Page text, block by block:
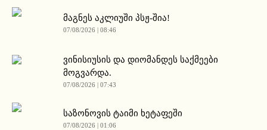
მაგნეს აკლიუში პსჟ-შია!
07/08/2026 | 08:46
ვინისიუსის და დიომანდეს საქმეები
მოგვარდა.
07/08/2026 | 07:43
საზონოვის ტაიმი ხეტაფეში
07/08/2026 | 01:06